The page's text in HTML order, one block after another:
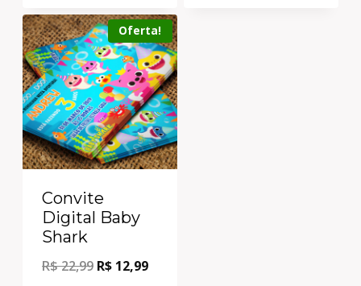
Oferta!
Convite
Digital Baby
Shark
R$22,99 R$ 12,99